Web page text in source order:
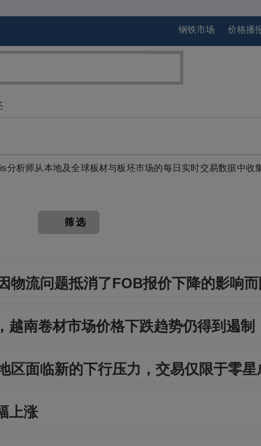
钢铁市场 价格播
分析师从本地及全球板材与板坯市场的每日实时交易数据中收
筛选
物流问题抵消了FOB报价下降的影响
南卷材市场价格下跌趋势仍得到遏制
区面临新的下行压力，交易仅限于零星
上涨